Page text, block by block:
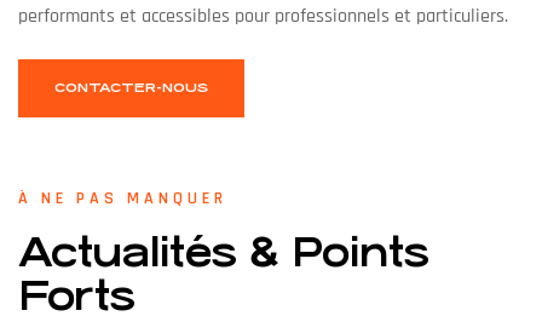
performants et accessibles pour professionnels et particuliers.
CONTACTER-NOUS
À NE PAS MANQUER
Actualités & Points
Forts